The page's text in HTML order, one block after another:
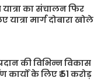
यात्रा का संचालन फिर
मार्ग दोबारा खोले
की विभिन्न विकास
के लिए ₹ 51 करोड़